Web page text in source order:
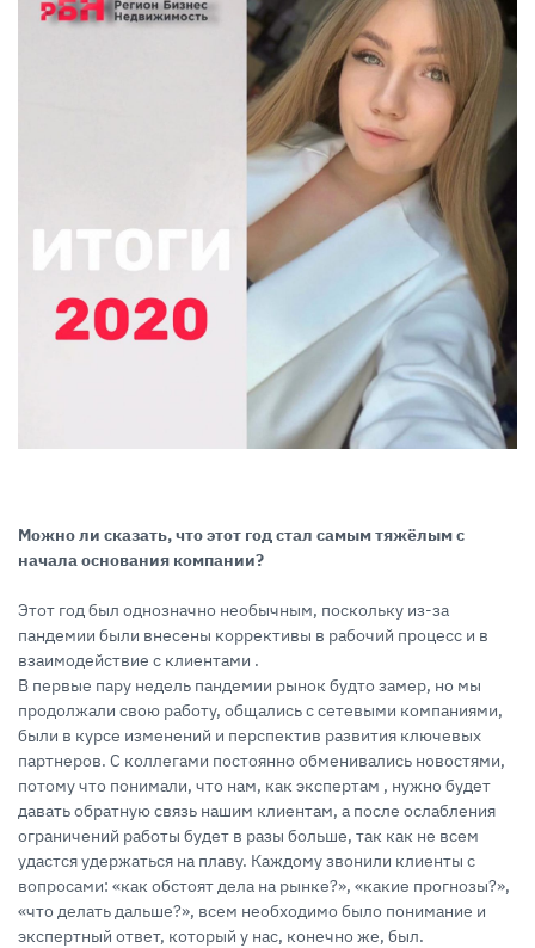
Можно ли сказать, что этот год стал самым тяжёлым с
начала основания компании?
Этот год был однозначно необычным, поскольку из-за
пандемии были внесены коррективы в рабочий процесс и в
взаимодействие с клиентами .
В первые пару недель пандемии рынок будто замер, но мы
продолжали свою работу, общались с сетевыми компаниями,
были в курсе изменений и перспектив развития ключевых
партнеров. С коллегами постоянно обменивались новостями,
потому что понимали, что нам, как экспертам , нужно будет
давать обратную связь нашим клиентам, а после ослабления
ограничений работы будет в разы больше, так как не всем
удастся удержаться на плаву. Каждому звонили клиенты с
вопросами: «как обстоят дела на рынке?», «какие прогнозы?»,
«что делать дальше?», всем необходимо было понимание и
экспертный ответ, который у нас, конечно же, был.